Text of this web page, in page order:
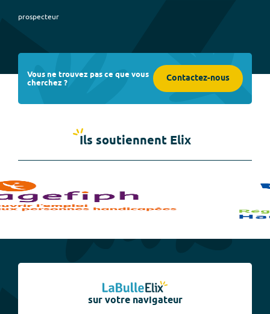
prospecteur
Vous ne trouvez pas ce que vous
cherchez ? Contactez-nous
Ils soutiennent Elix
sur votre navigateur